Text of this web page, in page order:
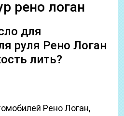
рено логан
для
руля Рено Логан
лить?
Рено Логан,